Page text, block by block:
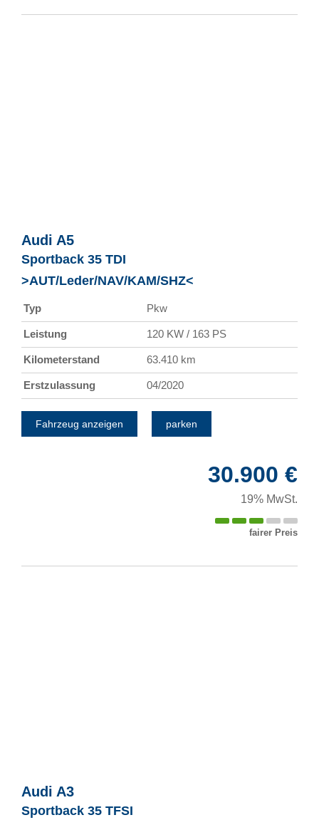
Audi A5
Sportback 35 TDI
>AUT/Leder/NAV/KAM/SHZ<
Typ Pkw
Leistung 120 KW / 163 PS
Kilometerstand 63.410 km
Erstzulassung 04/2020
Fahrzeug anzeigen parken
30.900 €
19% MwSt.
fairer Preis
Audi A3
Sportback 35 TFSI